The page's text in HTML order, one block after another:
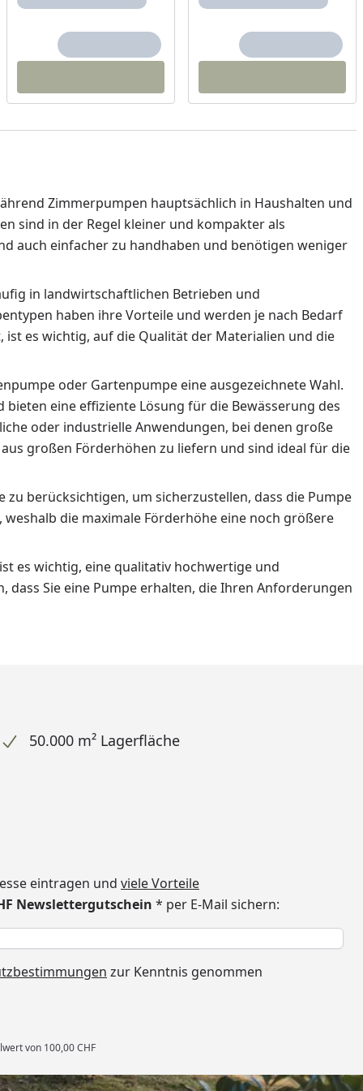
Zimmerpumpen hauptsächlich in Haushalten und
sind in der Regel kleiner und kompakter als
auch einfacher zu handhaben und benötigen weniger
in landwirtschaftlichen Betrieben und
haben ihre Vorteile und werden je nach Bedarf
es wichtig, auf die Qualität der Materialien und die
oder Gartenpumpe eine ausgezeichnete Wahl.
eine effiziente Lösung für die Bewässerung des
oder industrielle Anwendungen, bei denen große
großen Förderhöhen zu liefern und sind ideal für die
berücksichtigen, um sicherzustellen, dass die Pumpe
die maximale Förderhöhe eine noch größere
es wichtig, eine qualitativ hochwertige und
dass Sie eine Pumpe erhalten, die Ihren Anforderungen
50.000 m² Lagerfläche
eintragen und viele Vorteile
Newslettergutschein * per E-Mail sichern:
zur Kenntnis genommen
von 100,00 CHF